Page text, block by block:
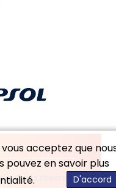
acceptez que
pouvez en savoir plus
D'accord
droits réservés